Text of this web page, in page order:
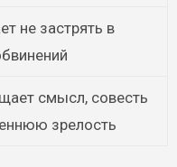
не застрять в
смысл, совесть
зрелость